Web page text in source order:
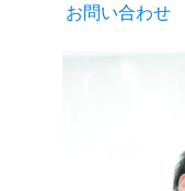
お問い合わせ